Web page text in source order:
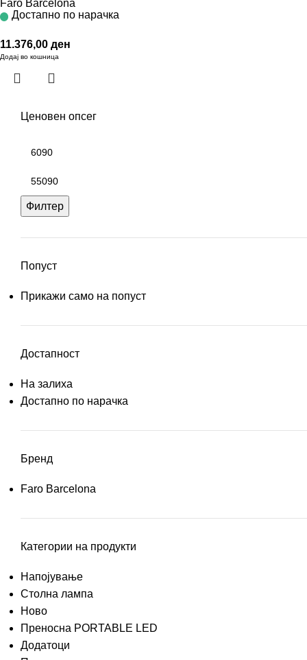
Ценовен опсег
Филтер
Попуст
Прикажи само на попуст
Достапност
На залиха
Достапно по нарачка
Бренд
Faro Barcelona
Категории на продукти
Напојување
Столна лампа
Ново
Преносна PORTABLE LED
Додатоци
Faro Barcelona
Достапно по нарачка
11.376,00 ден
Додај во кошница